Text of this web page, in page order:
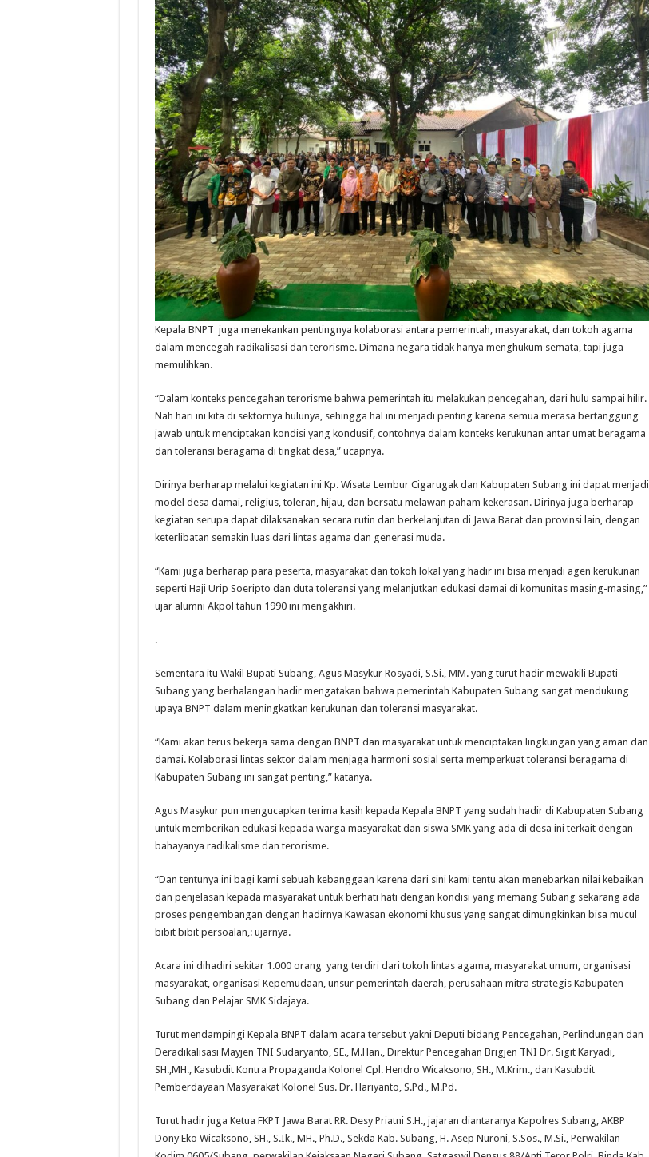
Kepala BNPT juga menekankan pentingnya kolaborasi antara pemerintah, masyarakat, dan tokoh agama
dalam mencegah radikalisasi dan terorisme. Dimana negara tidak hanya menghukum semata, tapi juga
memulihkan.
“Dalam konteks pencegahan terorisme bahwa pemerintah itu melakukan pencegahan, dari hulu sampai hilir.
Nah hari ini kita di sektornya hulunya, sehingga hal ini menjadi penting karena semua merasa bertanggung
jawab untuk menciptakan kondisi yang kondusif, contohnya dalam konteks kerukunan antar umat beragama
dan toleransi beragama di tingkat desa,” ucapnya.
Dirinya berharap melalui kegiatan ini Kp. Wisata Lembur Cigarugak dan Kabupaten Subang ini dapat menjadi
model desa damai, religius, toleran, hijau, dan bersatu melawan paham kekerasan. Dirinya juga berharap
kegiatan serupa dapat dilaksanakan secara rutin dan berkelanjutan di Jawa Barat dan provinsi lain, dengan
keterlibatan semakin luas dari lintas agama dan generasi muda.
“Kami juga berharap para peserta, masyarakat dan tokoh lokal yang hadir ini bisa menjadi agen kerukunan
seperti Haji Urip Soeripto dan duta toleransi yang melanjutkan edukasi damai di komunitas masing-masing,”
ujar alumni Akpol tahun 1990 ini mengakhiri.
.
Sementara itu Wakil Bupati Subang, Agus Masykur Rosyadi, S.Si., MM. yang turut hadir mewakili Bupati
Subang yang berhalangan hadir mengatakan bahwa pemerintah Kabupaten Subang sangat mendukung
upaya BNPT dalam meningkatkan kerukunan dan toleransi masyarakat.
“Kami akan terus bekerja sama dengan BNPT dan masyarakat untuk menciptakan lingkungan yang aman dan
damai. Kolaborasi lintas sektor dalam menjaga harmoni sosial serta memperkuat toleransi beragama di
Kabupaten Subang ini sangat penting,” katanya.
Agus Masykur pun mengucapkan terima kasih kepada Kepala BNPT yang sudah hadir di Kabupaten Subang
untuk memberikan edukasi kepada warga masyarakat dan siswa SMK yang ada di desa ini terkait dengan
bahayanya radikalisme dan terorisme.
“Dan tentunya ini bagi kami sebuah kebanggaan karena dari sini kami tentu akan menebarkan nilai kebaikan
dan penjelasan kepada masyarakat untuk berhati hati dengan kondisi yang memang Subang sekarang ada
proses pengembangan dengan hadirnya Kawasan ekonomi khusus yang sangat dimungkinkan bisa mucul
bibit bibit persoalan,: ujarnya.
Acara ini dihadiri sekitar 1.000 orang yang terdiri dari tokoh lintas agama, masyarakat umum, organisasi
masyarakat, organisasi Kepemudaan, unsur pemerintah daerah, perusahaan mitra strategis Kabupaten
Subang dan Pelajar SMK Sidajaya.
Turut mendampingi Kepala BNPT dalam acara tersebut yakni Deputi bidang Pencegahan, Perlindungan dan
Deradikalisasi Mayjen TNI Sudaryanto, SE., M.Han., Direktur Pencegahan Brigjen TNI Dr. Sigit Karyadi,
SH.,MH., Kasubdit Kontra Propaganda Kolonel Cpl. Hendro Wicaksono, SH., M.Krim., dan Kasubdit
Pemberdayaan Masyarakat Kolonel Sus. Dr. Hariyanto, S.Pd., M.Pd.
Turut hadir juga Ketua FKPT Jawa Barat RR. Desy Priatni S.H., jajaran diantaranya Kapolres Subang, AKBP
Dony Eko Wicaksono, SH., S.Ik., MH., Ph.D., Sekda Kab. Subang, H. Asep Nuroni, S.Sos., M.Si., Perwakilan